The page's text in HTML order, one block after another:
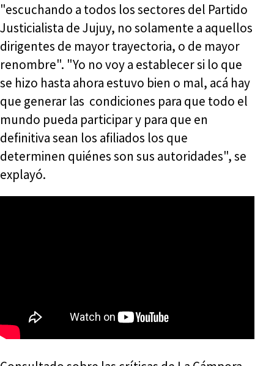
"escuchando a todos los sectores del Partido
Justicialista de Jujuy, no solamente a aquellos
dirigentes de mayor trayectoria, o de mayor
renombre". "Yo no voy a establecer si lo que
se hizo hasta ahora estuvo bien o mal, acá hay
que generar las condiciones para que todo el
mundo pueda participar y para que en
definitiva sean los afiliados los que
determinen quiénes son sus autoridades", se
explayó.